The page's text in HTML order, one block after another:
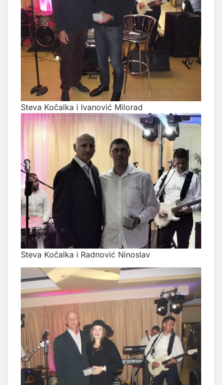
Steva Kočalka i Ivanović Milorad
Steva Kočalka i Radnović Ninoslav